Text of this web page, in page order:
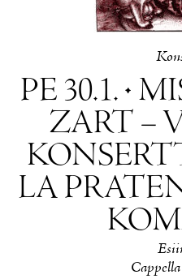
PE 30.1. •
ZART –
LA